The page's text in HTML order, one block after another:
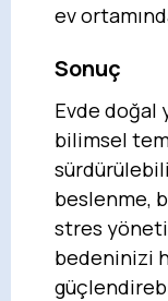
ev
Sonuç
Evde doğal
bilimsel
beslenme,
stres
bedeninizi